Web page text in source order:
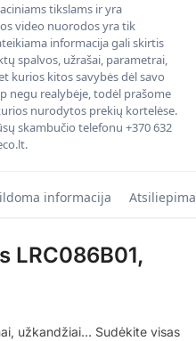
tikslams ir yra
video nuorodos yra tik
informacija gali skirtis
spalvos, užrašai, parametrai,
kurios kitos savybės dėl savo
negu realybėje, todėl prašome
nurodytos prekių kortelėse.
skambučio telefonu +370 632
informacija
LRC086B01,
užkandžiai… Sudėkite visas